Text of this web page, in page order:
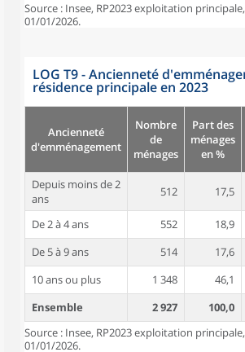
Source : Insee, RP2023 exploitation
01/01/2026.
LOG T9 - Ancienneté
résidence principale en 2023
Ancienneté
d'emménagement
Nombre
de
ménages
Part des
ménages
en %
Depuis moins de 2
ans
512 17,5
De 2 à 4 ans 552 18,9
De 5 à 9 ans
514 17,6
10 ans ou plus
1 348 46,1
Ensemble
2 927 100,0
Source : Insee, RP2023 exploitation
01/01/2026.